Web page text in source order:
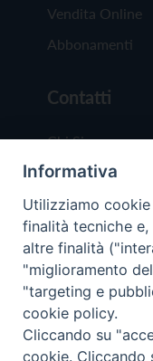
Vendita Online
Abbonamenti
Contatti
Chi Siamo
Redazione
Scrivici
Copyright ©
Trentina
Informativa
Utilizziamo
finalità tecniche
altre finalità
"miglioramento
"targeting e
cookie policy.
Cliccando su
cookie. Cliccando